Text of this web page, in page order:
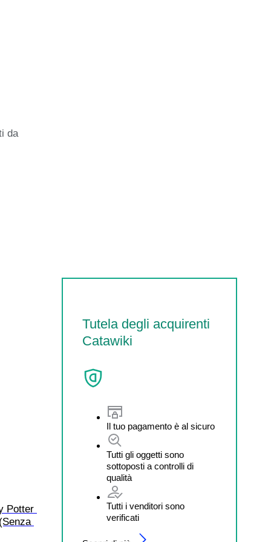
da
Tutela degli acquirenti
Catawiki
Il tuo pagamento è al sicuro
Tutti gli oggetti sono
sottoposti a controlli di
qualità
Tutti i venditori sono
verificati
Potter